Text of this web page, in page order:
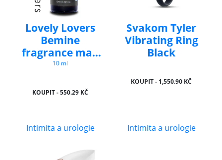
Lovely Lovers
Bemine
fragrance man
10ml
10 ml
KOUPIT - 550.29 KČ
Svakom Tyler
Vibrating Ring
Black
KOUPIT - 1,550.90 KČ
Intimita a urologie Intimita a urologie